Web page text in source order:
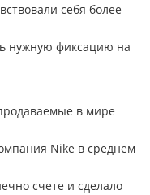
себя более
нужную фиксацию на
в мире
Nike в среднем
счете и сделало